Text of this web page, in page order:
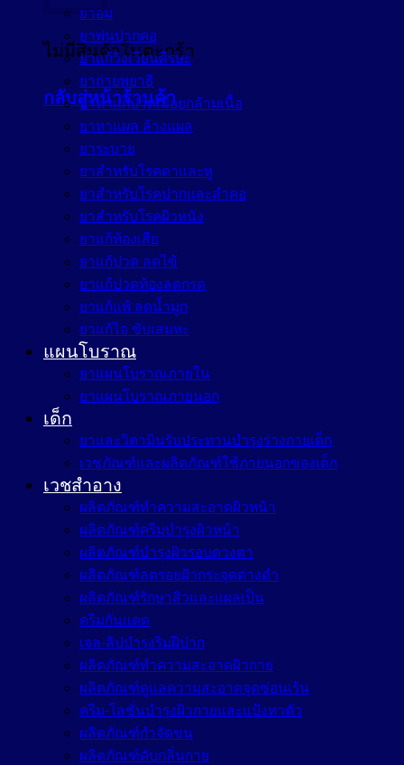
ไม่มีสินค้าในตะกร้า
กลับสู่หน้าร้านค้า
ยาอม
ยาพ่นปากคอ
ยาแก้วิงเวียนศีรษะ
ยาถ่ายพยาธิ
ยาทาแก้ปวดเมื่อยกล้ามเนื้อ
ยาทาแผล ล้างแผล
ยาระบาย
ยาสำหรับโรคตาและหู
ยาสำหรับโรคปากและลำคอ
ยาสำหรับโรคผิวหนัง
ยาแก้ท้องเสีย
ยาแก้ปวด ลดไข้
ยาแก้ปวดท้องลดกรด
ยาแก้แพ้ ลดน้ำมูก
ยาแก้ไอ ขับเสมหะ
แผนโบราณ
ยาแผนโบราณภายใน
ยาแผนโบราณภายนอก
เด็ก
ยาและวิตามินรับประทานบำรุงร่างกายเด็ก
เวชภัณฑ์และผลิตภัณฑ์ใช้ภายนอกของเด็ก
เวชสำอาง
ผลิตภัณฑ์ทำความสะอาดผิวหน้า
ผลิตภัณฑ์ครีมบำรุงผิวหน้า
ผลิตภัณฑ์บำรุงผิวรอบดวงตา
ผลิตภัณฑ์ลดรอยฝ้ากระจุดด่างดำ
ผลิตภัณฑ์รักษาสิวและแผลเป็น
ครีมกันแดด
เจล-ลิปบำรุงริมฝีปาก
ผลิตภัณฑ์ทำความสะอาดผิวกาย
ผลิตภัณฑ์ดูแลความสะอาดจุดซ่อนเร้น
ครีม-โลชั่นบำรุงผิวกายและแป้งทาตัว
ผลิตภัณฑ์กำจัดขน
ผลิตภัณฑ์ดับกลิ่นกาย